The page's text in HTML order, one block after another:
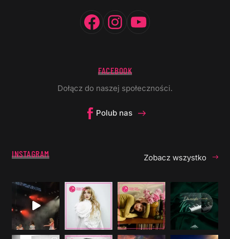
Facebook
Instagram
FACEBOOK
Dołącz do naszej społeczności.
Polub nas
INSTAGRAM Zobacz wszystko